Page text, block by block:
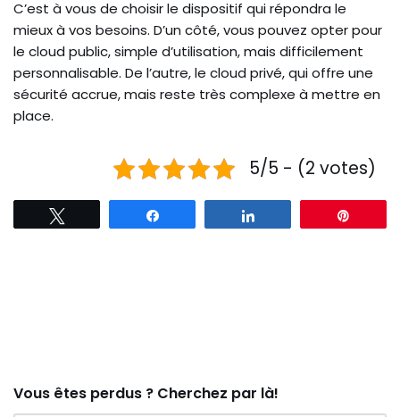
C’est à vous de choisir le dispositif qui répondra le
mieux à vos besoins. D’un côté, vous pouvez opter pour
le cloud public, simple d’utilisation, mais difficilement
personnalisable. De l’autre, le cloud privé, qui offre une
sécurité accrue, mais reste très complexe à mettre en
place.
5/5 - (2 votes)
Vous êtes perdus ? Cherchez par là!